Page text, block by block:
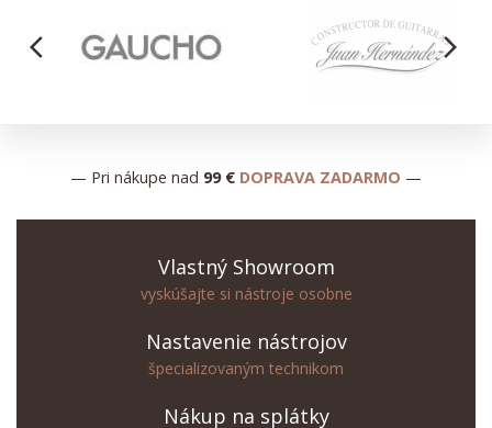
arrow_back_ios arrow_forward_ios
— Pri nákupe nad 99 € DOPRAVA ZADARMO —
Vlastný Showroom
vyskúšajte si nástroje osobne
Nastavenie nástrojov
špecializovaným technikom
Nákup na splátky